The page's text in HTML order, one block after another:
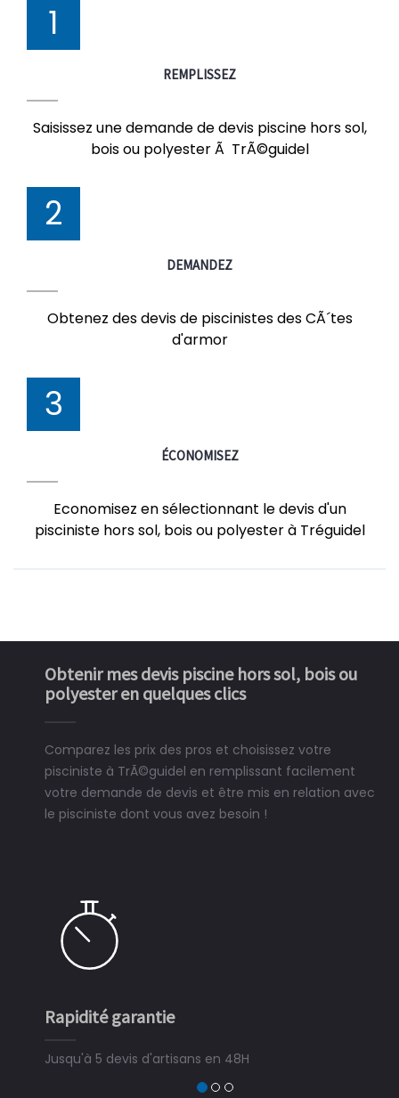
1
REMPLISSEZ
Saisissez une demande de devis piscine hors sol,
bois ou polyester Ã TrÃ©guidel
2
DEMANDEZ
Obtenez des devis de piscinistes des CÃ´tes
d'armor
3
ÉCONOMISEZ
Economisez en sélectionnant le devis d'un
pisciniste hors sol, bois ou polyester à Tréguidel
Obtenir mes devis piscine hors sol, bois ou
polyester en quelques clics
Comparez les prix des pros et choisissez votre
pisciniste à TrÃ©guidel en remplissant facilement
votre demande de devis et être mis en relation avec
le pisciniste dont vous avez besoin !
Rapidité garantie
Jusqu'à 5 devis d'artisans en 48H